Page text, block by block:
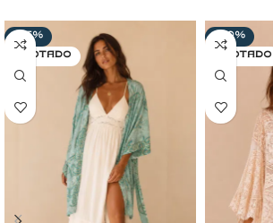
-35%
AGOTADO
-20%
AGOTADO